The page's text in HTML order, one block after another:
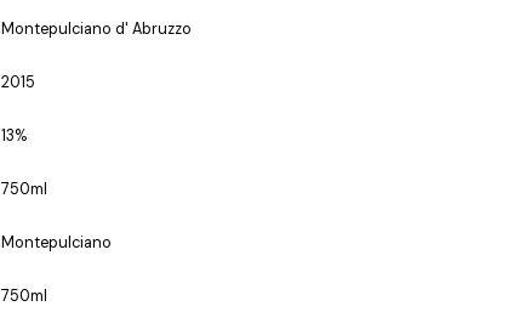
Montepulciano d' Abruzzo
2015
13%
750ml
Montepulciano
750ml